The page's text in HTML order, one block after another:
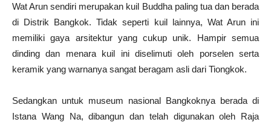
Wat Arun sendiri merupakan kuil Buddha paling tua dan berada
di Distrik Bangkok. Tidak seperti kuil lainnya, Wat Arun ini
memiliki gaya arsitektur yang cukup unik. Hampir semua
dinding dan menara kuil ini diselimuti oleh porselen serta
keramik yang warnanya sangat beragam asli dari Tiongkok.
Sedangkan untuk museum nasional Bangkoknya berada di
Istana Wang Na, dibangun dan telah digunakan oleh Raja